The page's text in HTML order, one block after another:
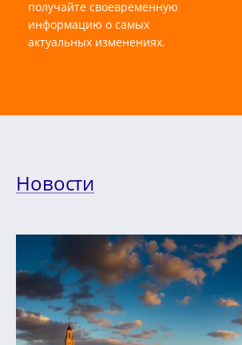
получайте своевременную
информацию о самых
актуальных изменениях.
Новости